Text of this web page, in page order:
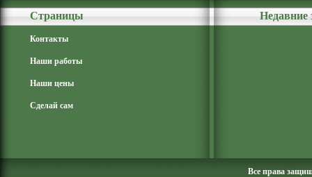
Страницы
Контакты
Наши работы
Наши цены
Сделай сам
Недавние
Все права